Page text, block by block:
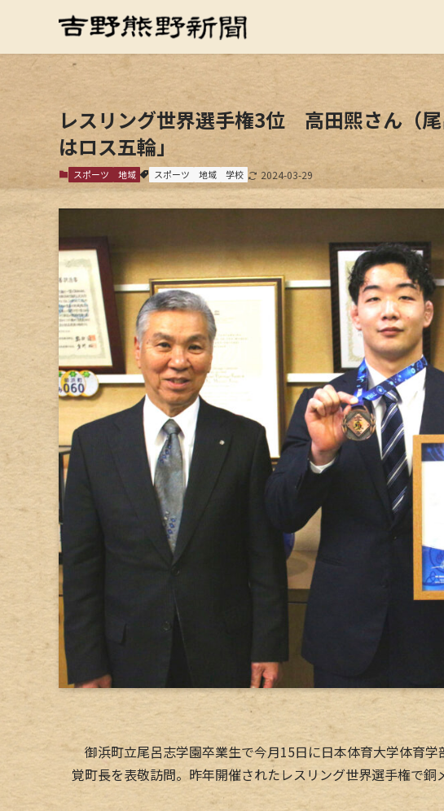
レスリング世界選手権3位 高田煕さん（
はロス五輪」
スポーツ 地域 スポーツ 地域 学校 2024-03-29
御浜町立尾呂志学園卒業生で今月15日に日本体育大学体育学
覚町長を表敬訪問。昨年開催されたレスリング世界選手権で